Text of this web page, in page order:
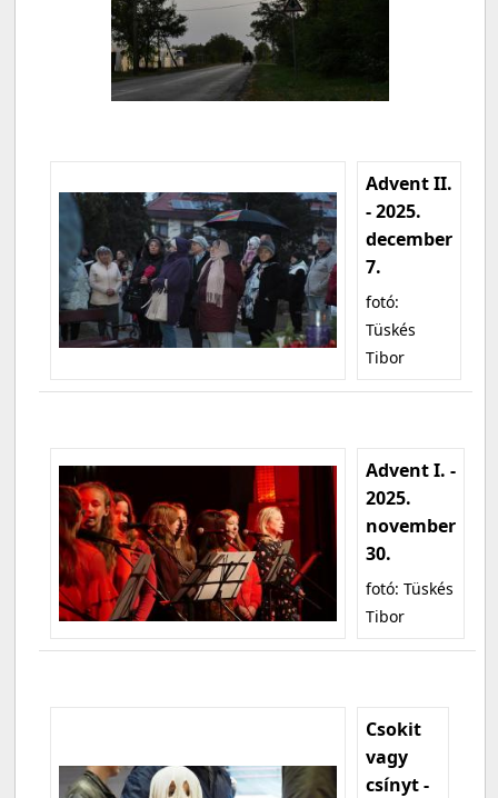
Advent II.
- 2025.
december
7.
fotó:
Tüskés
Tibor
Advent I. -
2025.
november
30.
fotó: Tüskés
Tibor
Csokit
vagy
csínyt -